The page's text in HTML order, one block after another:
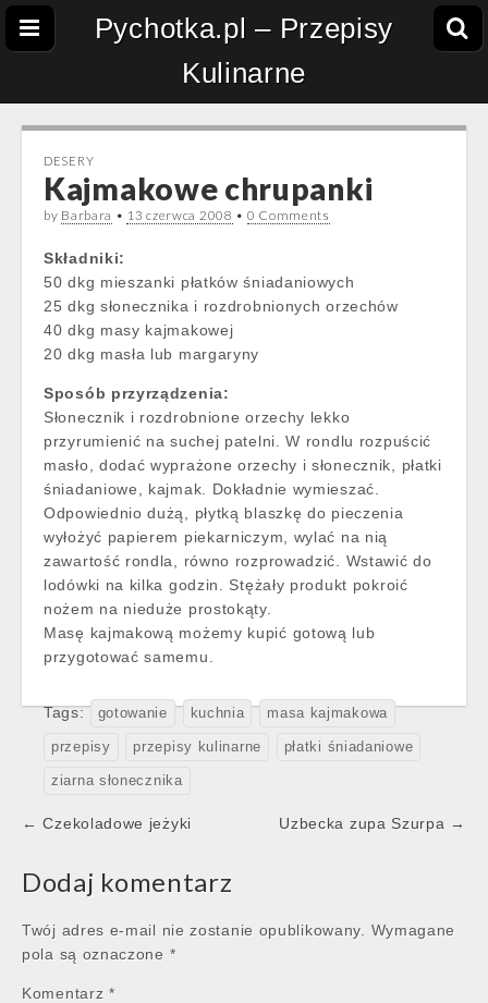
Pychotka.pl – Przepisy
Kulinarne
DESERY
Kajmakowe chrupanki
by Barbara • 13 czerwca 2008 • 0 Comments
Składniki:
50 dkg mieszanki płatków śniadaniowych
25 dkg słonecznika i rozdrobnionych orzechów
40 dkg masy kajmakowej
20 dkg masła lub margaryny
Sposób przyrządzenia:
Słonecznik i rozdrobnione orzechy lekko
przyrumienić na suchej patelni. W rondlu rozpuścić
masło, dodać wyprażone orzechy i słonecznik, płatki
śniadaniowe, kajmak. Dokładnie wymieszać.
Odpowiednio dużą, płytką blaszkę do pieczenia
wyłożyć papierem piekarniczym, wylać na nią
zawartość rondla, równo rozprowadzić. Wstawić do
lodówki na kilka godzin. Stężały produkt pokroić
nożem na nieduże prostokąty.
Masę kajmakową możemy kupić gotową lub
przygotować samemu.
Tags: gotowanie kuchnia masa kajmakowa
przepisy przepisy kulinarne płatki śniadaniowe
ziarna słonecznika
Post
← Czekoladowe jeżyki Uzbecka zupa Szurpa →
Dodaj komentarz
Twój adres e-mail nie zostanie opublikowany.
Wymagane
pola są oznaczone *
Komentarz *